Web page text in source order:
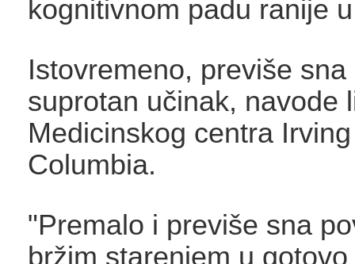
kognitivnom padu ranije
Istovremeno, previše sna
suprotan učinak, navode
Medicinskog centra
Columbia.
"Premalo i previše sna
bržim starenjem u